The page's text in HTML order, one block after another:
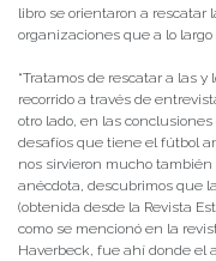
libro se orientaron a rescatar
organizaciones que a lo
“Tratamos de rescatar a las
recorrido a través de
otro lado, en las
desafíos que tiene el fútbol
nos sirvieron mucho también
anécdota, descubrimos que
(obtenida desde la Revista
como se mencionó en la
Haverbeck, fue ahí donde el